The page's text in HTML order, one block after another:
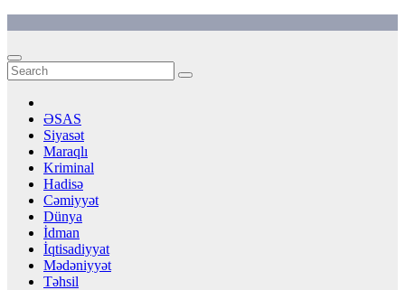
content
ƏSAS
Siyasət
Maraqlı
Kriminal
Hadisə
Cəmiyyət
Dünya
İdman
İqtisadiyyat
Mədəniyyət
Təhsil